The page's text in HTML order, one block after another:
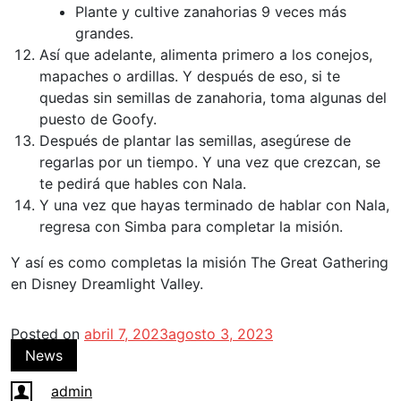
Plante y cultive zanahorias 9 veces más
grandes.
Así que adelante, alimenta primero a los conejos,
mapaches o ardillas. Y después de eso, si te
quedas sin semillas de zanahoria, toma algunas del
puesto de Goofy.
Después de plantar las semillas, asegúrese de
regarlas por un tiempo. Y una vez que crezcan, se
te pedirá que hables con Nala.
Y una vez que hayas terminado de hablar con Nala,
regresa con Simba para completar la misión.
Y así es como completas la misión The Great Gathering
en Disney Dreamlight Valley.
Posted on abril 7, 2023agosto 3, 2023
News
admin